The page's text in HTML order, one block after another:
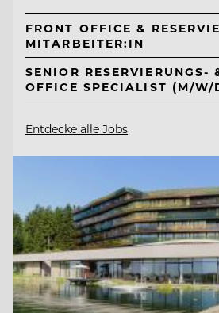
FRONT OFFICE &
MITARBEITER:IN
SENIOR RESERVIERUNGS-
OFFICE SPECIALIST (M/W/
Entdecke alle Jobs